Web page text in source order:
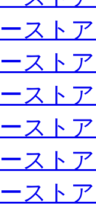
スト
スト
スト
スト
スト
スト